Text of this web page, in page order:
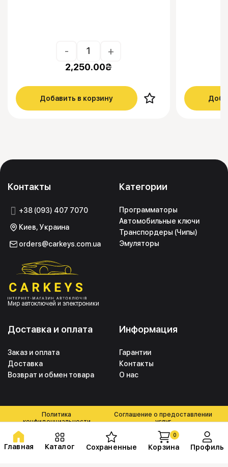
- +
2,250.00₴
Добавить в корзину
Контакты
+38 (093) 407 7070
Киев, Украина
orders@carkeys.com.ua
Мир автоключей и электроники
Категории
Программаторы
Автомобильные ключи
Транспордеры (Чипы)
Эмуляторы
Информация
Гарантии
Контакты
О нас
Доставка и оплата
Заказ и оплата
Доставка
Возврат и обмен товара
Политика
конфиденциальности
Соглашение о предоставлении
услуг
Главная Каталог Сохраненные Корзина
0
Профиль